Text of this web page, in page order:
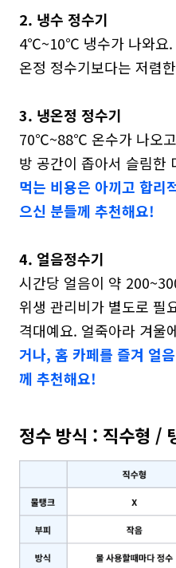
2. 냉수 정수기
4℃~10℃ 냉수가 나와요.
온정 정수기보다는 저렴
3. 냉온정 정수기
70℃~88℃ 온수가 나오
방 공간이 좁아서 슬림한
먹는 비용은 아끼고 합리
으신 분들께 추천해요!
4. 얼음정수기
시간당 얼음이 약
위생 관리비가 별도로 필
격대예요. 얼죽아라 겨울
거나, 홈 카페를 즐겨 얼
께 추천해요!
정수 방식 : 직수형 /